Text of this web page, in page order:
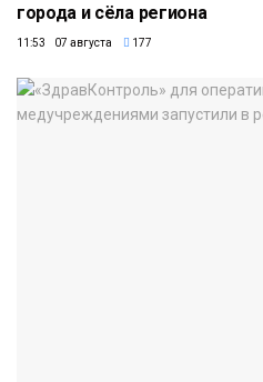
города и сёла региона
11:53 07 августа 177